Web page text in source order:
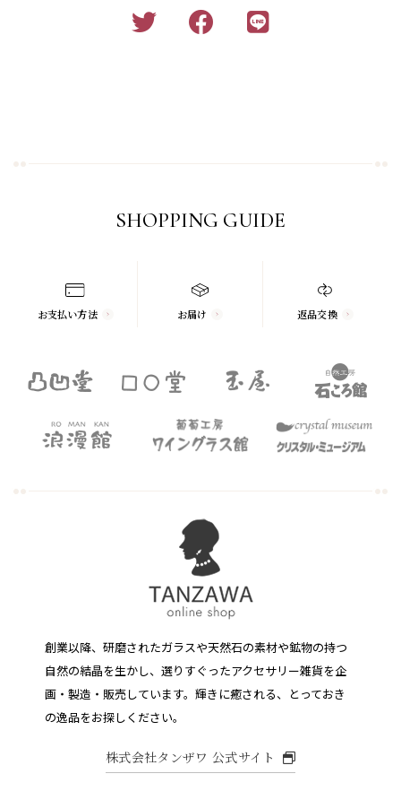
SHOPPING GUIDE
お支払い方法 お届け 返品交換
創業以降、研磨されたガラスや天然石の素材や鉱物の持つ
自然の結晶を生かし、選りすぐったアクセサリー雑貨を企
画・製造・販売しています。 輝きに癒される、とっておき
の逸品をお探しください。
株式会社タンザワ 公式サイト